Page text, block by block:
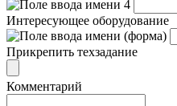
Интересующее оборудование
Прикрепить техзадание
Комментарий